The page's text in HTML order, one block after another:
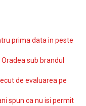
prima data in peste
sub brandul
de evaluarea pe
spun ca nu isi permit